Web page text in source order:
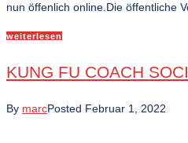
nun öffenlich online.Die öffentliche
weiterlesen
KUNG FU COACH
By marcPosted Februar 1, 2022